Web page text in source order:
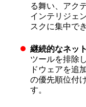
る舞い、アク
インテリジェ
スクに集中で
継続的なネッ
ツールを排除
ドウェアを追
の優先順位付
す。